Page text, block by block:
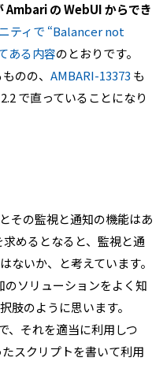
Ambari の WebUI からでき
ティで “Balancer not
ある内容のとおりです。
のの、 AMBARI-13373 も
で直っていることになり
その監視と通知の機能はあ
めるとなると、監視と通
ないか、と考えています。
ソリューションをよく知
肢のように思います。
、それを適当に利用しつ
スクリプトを書いて利用